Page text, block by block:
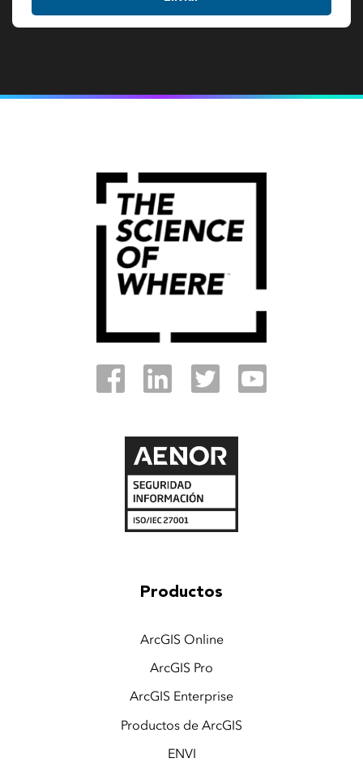
Productos
ArcGIS Online
ArcGIS Pro
ArcGIS Enterprise
Productos de ArcGIS
ENVI